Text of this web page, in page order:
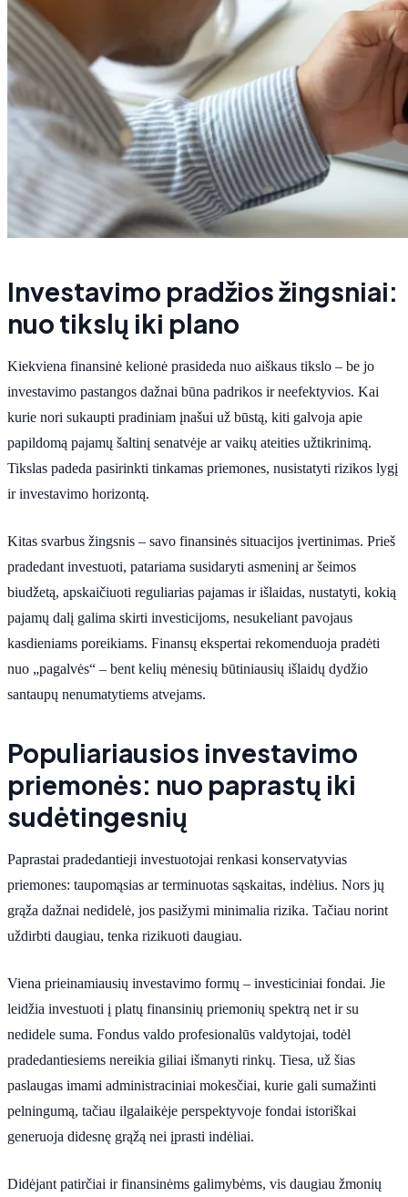
Investavimo pradžios žingsniai:
nuo tikslų iki plano
Kiekviena finansinė kelionė prasideda nuo aiškaus tikslo – be jo
investavimo pastangos dažnai būna padrikos ir neefektyvios. Kai
kurie nori sukaupti pradiniam įnašui už būstą, kiti galvoja apie
papildomą pajamų šaltinį senatvėje ar vaikų ateities užtikrinimą.
Tikslas padeda pasirinkti tinkamas priemones, nusistatyti rizikos lygį
ir investavimo horizontą.
Kitas svarbus žingsnis – savo finansinės situacijos įvertinimas. Prieš
pradedant investuoti, patariama susidaryti asmeninį ar šeimos
biudžetą, apskaičiuoti reguliarias pajamas ir išlaidas, nustatyti, kokią
pajamų dalį galima skirti investicijoms, nesukeliant pavojaus
kasdieniams poreikiams. Finansų ekspertai rekomenduoja pradėti
nuo „pagalvės“ – bent kelių mėnesių būtiniausių išlaidų dydžio
santaupų nenumatytiems atvejams.
Populiariausios investavimo
priemonės: nuo paprastų iki
sudėtingesnių
Paprastai pradedantieji investuotojai renkasi konservatyvias
priemones: taupomąsias ar terminuotas sąskaitas, indėlius. Nors jų
grąža dažnai nedidelė, jos pasižymi minimalia rizika. Tačiau norint
uždirbti daugiau, tenka rizikuoti daugiau.
Viena prieinamiausių investavimo formų – investiciniai fondai. Jie
leidžia investuoti į platų finansinių priemonių spektrą net ir su
nedidele suma. Fondus valdo profesionalūs valdytojai, todėl
pradedantiesiems nereikia giliai išmanyti rinkų. Tiesa, už šias
paslaugas imami administraciniai mokesčiai, kurie gali sumažinti
pelningumą, tačiau ilgalaikėje perspektyvoje fondai istoriškai
generuoja didesnę grąžą nei įprasti indėliai.
Didėjant patirčiai ir finansinėms galimybėms, vis daugiau žmonių